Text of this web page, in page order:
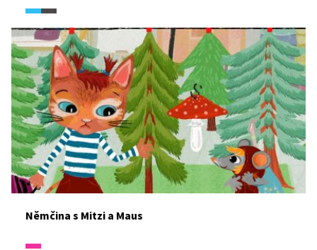
Němčina s Mitzi a Maus